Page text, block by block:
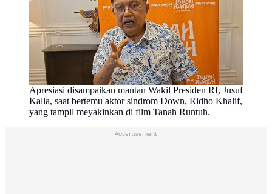
Apresiasi disampaikan mantan Wakil Presiden RI, Jusuf
Kalla, saat bertemu aktor sindrom Down, Ridho Khalif,
yang tampil meyakinkan di film Tanah Runtuh.
Advertisement